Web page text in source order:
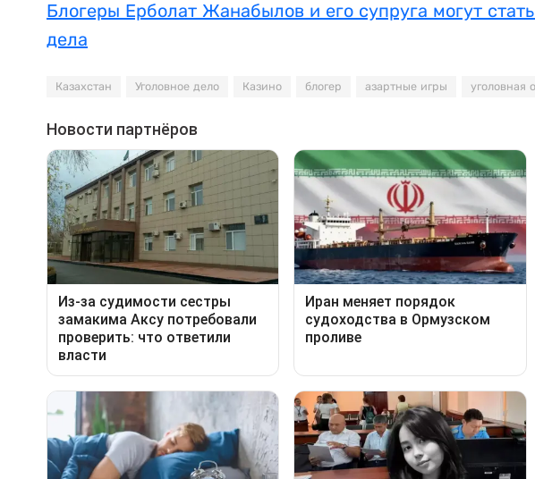
Блогеры Ерболат Жанабылов и его супруга могут
дела
Казахстан Уголовное дело Казино блогер азартные игры уголовная